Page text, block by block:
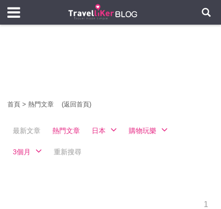
首頁 > 熱門文章 (返回首頁)
最新文章 熱門文章 日本 購物玩樂
3個月 重新搜尋
1